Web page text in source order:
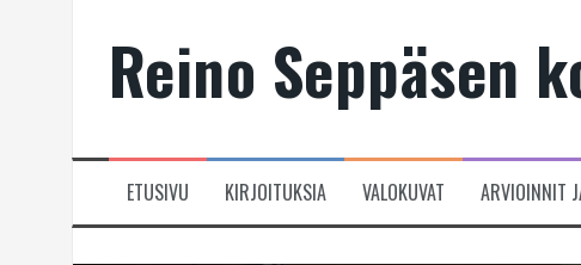
Reino Seppäsen
ETUSIVU KIRJOITUKSIA VALOKUVAT ARVIOINNIT